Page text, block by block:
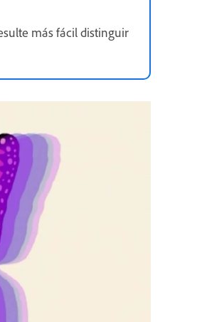
más fácil distinguir